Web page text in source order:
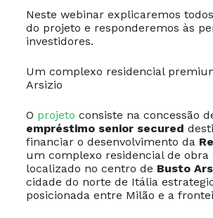
Neste webinar explicaremos
do projeto e responderemos às
investidores.
Um complexo residencial
Arsizio
O projeto consiste na concessão
empréstimo senior secured
financiar o desenvolvimento da
um complexo residencial de obra
localizado no centro de Busto
cidade do norte de Itália
posicionada entre Milão e a